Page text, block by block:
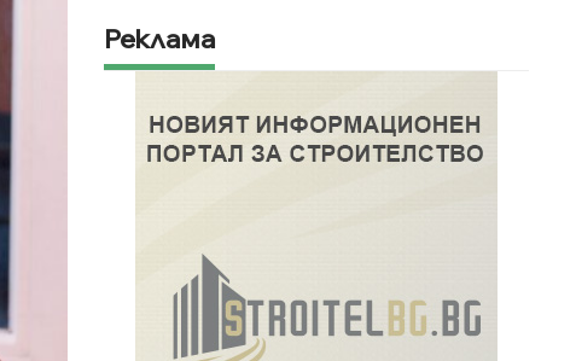
Реклама